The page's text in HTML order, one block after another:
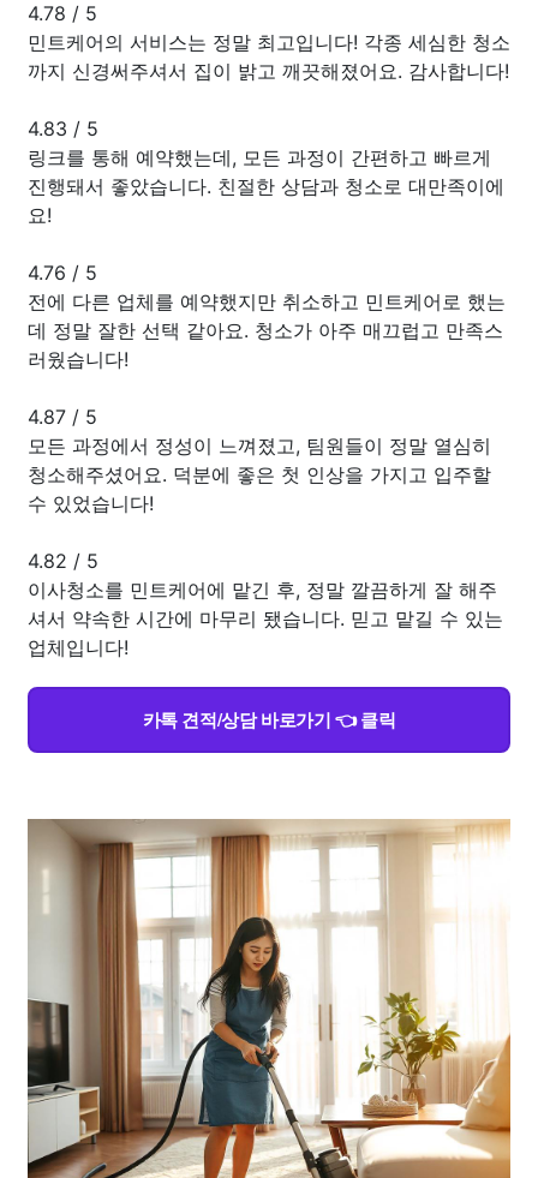
4.78 / 5
민트케어의 서비스는 정말 최고입니다! 각종 세심한 청소
까지 신경써주셔서 집이 밝고 깨끗해졌어요. 감사합니다!
4.83 / 5
링크를 통해 예약했는데, 모든 과정이 간편하고 빠르게
진행돼서 좋았습니다. 친절한 상담과 청소로 대만족이에
요!
4.76 / 5
전에 다른 업체를 예약했지만 취소하고 민트케어로 했는
데 정말 잘한 선택 같아요. 청소가 아주 매끄럽고 만족스
러웠습니다!
4.87 / 5
모든 과정에서 정성이 느껴졌고, 팀원들이 정말 열심히
청소해주셨어요. 덕분에 좋은 첫 인상을 가지고 입주할
수 있었습니다!
4.82 / 5
이사청소를 민트케어에 맡긴 후, 정말 깔끔하게 잘 해주
셔서 약속한 시간에 마무리 됐습니다. 믿고 맡길 수 있는
업체입니다!
카톡 견적/상담 바로가기 👈 클릭